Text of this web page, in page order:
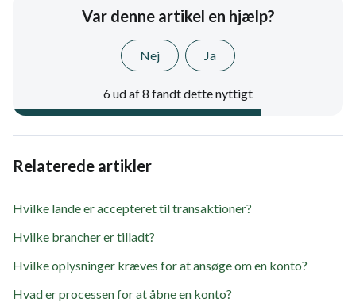
Var denne artikel en hjælp?
Nej Ja
6 ud af 8 fandt dette nyttigt
Relaterede artikler
Hvilke lande er accepteret til transaktioner?
Hvilke brancher er tilladt?
Hvilke oplysninger kræves for at ansøge om en konto?
Hvad er processen for at åbne en konto?